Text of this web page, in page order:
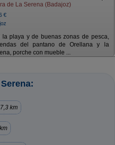
de La Serena (Badajoz)
€
la playa y de buenas zonas de pesca,
del pantano de Orellana y la
porche con mueble ...
km